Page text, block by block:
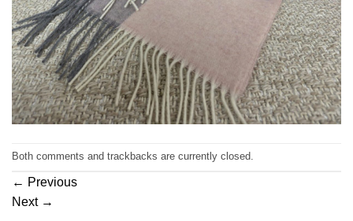
Both comments and trackbacks are currently closed.
← Previous
Next →